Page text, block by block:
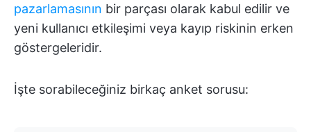
pazarlamasının bir parçası olarak kabul edilir ve
yeni kullanıcı etkileşimi veya kayıp riskinin erken
göstergeleridir.
İşte sorabileceğiniz birkaç anket sorusu: